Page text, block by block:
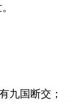
九国断交；